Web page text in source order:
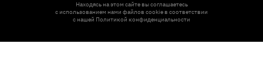
Находясь на этом сайте вы соглашаетесь
с использованием нами файлов cookie в соответствии
с нашей Политикой конфиденциальности